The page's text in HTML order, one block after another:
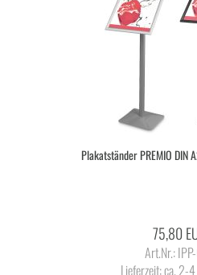
Pla­kat­stän­der PRE­MIO DIN
75,80
Art.Nr.:
Lieferzeit:ca. 2-